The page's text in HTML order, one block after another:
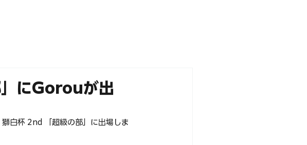
にGorouが出
白杯 2nd 「超級の部」に出場しま